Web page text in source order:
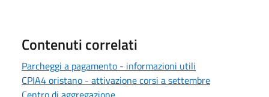
Contenuti correlati
Parcheggi a pagamento - informazioni utili
CPIA4 oristano - attivazione corsi a settembre